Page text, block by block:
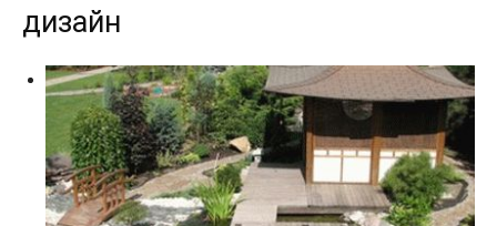
дизайн